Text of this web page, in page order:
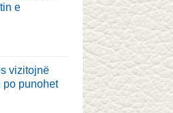
e
vizitojnë
po punohet